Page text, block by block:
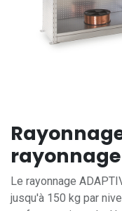
Le rayonnage
jusqu'à 150 kg par